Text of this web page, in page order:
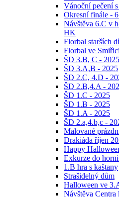
Vánoční pečení
Okresní finále -
Návštěva 6.C v
HK
Florbal starších
Florbal ve
ŠD 3.B, C - 2025
ŠD 3.A,B - 2025
ŠD 2.C, 4.D -
ŠD 2.B,4.A -
ŠD 1.C - 2025
ŠD 1.B - 2025
ŠD 1.A - 2025
ŠD 2.a,4.b,c -
Malované
Drakiáda říjen
Happy
Exkurze do
1.B hra s kaštany
Strašidelný dům
Halloween ve
Návštěva